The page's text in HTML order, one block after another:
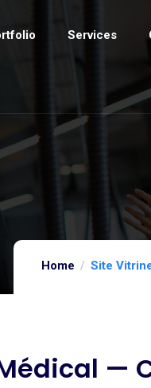
Services
Home Site
—